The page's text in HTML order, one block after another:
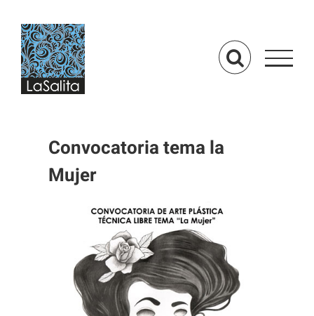
contenido
Convocatoria tema la
Mujer
grande